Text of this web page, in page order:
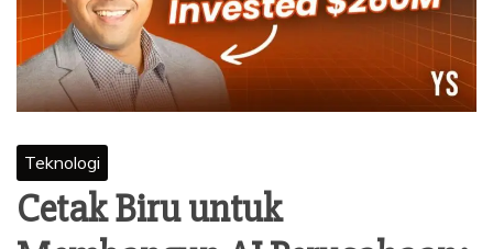
Teknologi
Cetak Biru untuk